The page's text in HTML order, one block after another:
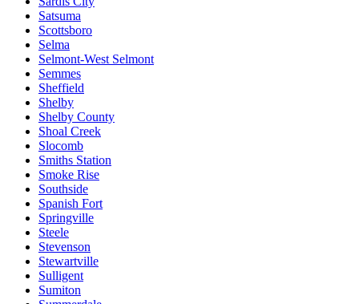
Satsuma
Scottsboro
Selma
Selmont-West Selmont
Semmes
Sheffield
Shelby
Shelby County
Shoal Creek
Slocomb
Smiths Station
Smoke Rise
Southside
Spanish Fort
Springville
Steele
Stevenson
Stewartville
Sulligent
Sumiton